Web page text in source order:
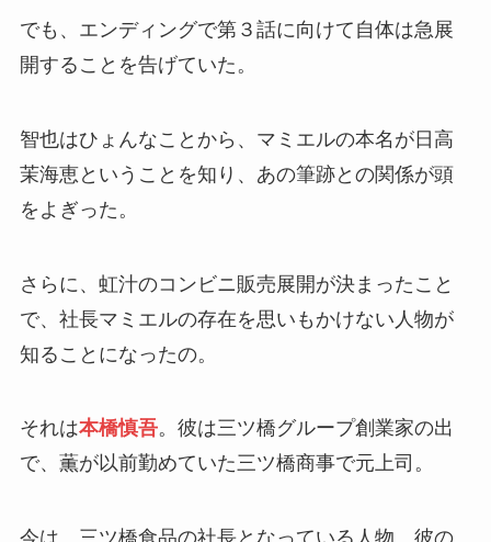
でも、エンディングで第３話に向けて自体は急展
開することを告げていた。
智也はひょんなことから、マミエルの本名が日高
茉海恵ということを知り、あの筆跡との関係が頭
をよぎった。
さらに、虹汁のコンビニ販売展開が決まったこと
で、社長マミエルの存在を思いもかけない人物が
知ることになったの。
それは本橋慎吾。彼は三ツ橋グループ創業家の出
で、薫が以前勤めていた三ツ橋商事で元上司。